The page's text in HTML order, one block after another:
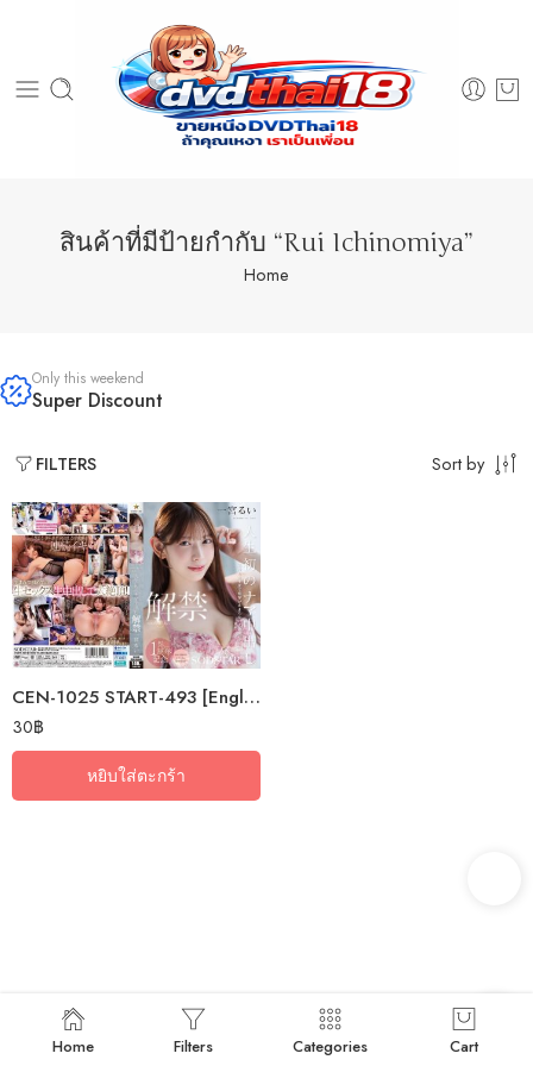
สินค้าที่มีป้ายกำกับ “Rui Ichinomiya”
Home
Only this weekend
Super Discount
FILTERS Sort by
CEN-1025 START-493 [English Subtitle] First Ever Raw Creampie! So Good It…
30฿
หยิบใส่ตะกร้า
Home Filters Categories Cart